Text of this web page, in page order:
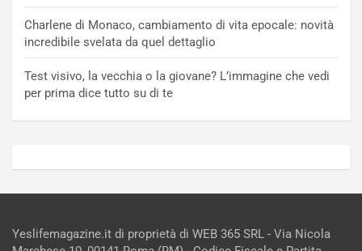
Charlene di Monaco, cambiamento di vita epocale: novità
incredibile svelata da quel dettaglio
Test visivo, la vecchia o la giovane? L’immagine che vedi
per prima dice tutto su di te
Yeslifemagazine.it di proprietà di WEB 365 SRL - Via Nicola